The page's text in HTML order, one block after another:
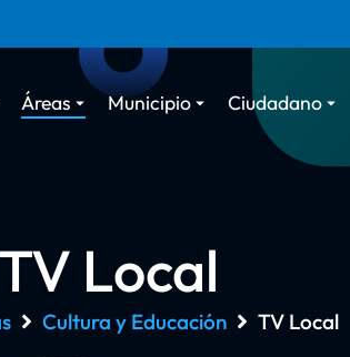
Áreas Municipio Ciudadano
TV Local
Cultura y Educación TV Local